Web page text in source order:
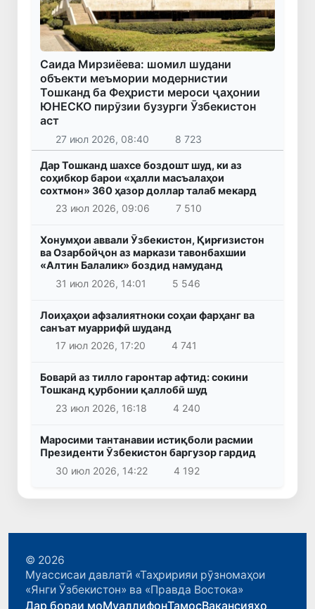
Саида Мирзиёева: шомил шудани
объекти меъмории модернистии
Тошканд ба Феҳристи мероси ҷаҳонии
ЮНЕСКО пирӯзии бузурги Ӯзбекистон
аст
27 июл 2026, 08:40 8 723
Дар Тошканд шахсе боздошт шуд, ки аз
соҳибкор барои «ҳалли масъалаҳои
сохтмон» 360 ҳазор доллар талаб мекард
23 июл 2026, 09:06
7 510
Хонумҳои аввали Ӯзбекистон, Қирғизистон
ва Озарбойҷон аз маркази тавонбахшии
«Алтин Балалик» боздид намуданд
31 июл 2026, 14:01
5 546
Лоиҳаҳои афзалиятноки соҳаи фарҳанг ва
санъат муаррифӣ шуданд
17 июл 2026, 17:20
4 741
Боварӣ аз тилло гаронтар афтид: сокини
Тошканд қурбонии қаллобӣ шуд
23 июл 2026, 16:18
4 240
Маросими тантанавии истиқболи расмии
Президенти Ӯзбекистон баргузор гардид
30 июл 2026, 14:22
4 192
© 2026
Муассисаи давлатӣ «Таҳририяи рӯзномаҳои
«Янги Ӯзбекистон» ва «Правда Востока»
Дар бораи моМуаллифонТамосВакансияҳо